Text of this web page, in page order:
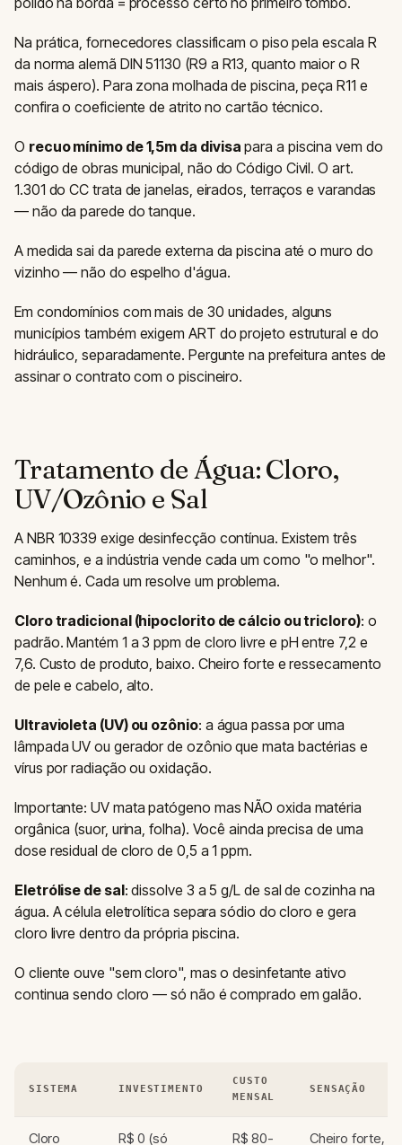
Na prática, fornecedores classificam o piso pela escala R
da norma alemã DIN 51130 (R9 a R13, quanto maior o R
mais áspero). Para zona molhada de piscina, peça R11 e
confira o coeficiente de atrito no cartão técnico.
O recuo mínimo de 1,5m da divisa para a piscina vem do
código de obras municipal, não do Código Civil. O art.
1.301 do CC trata de janelas, eirados, terraços e varandas
— não da parede do tanque.
A medida sai da parede externa da piscina até o muro do
vizinho — não do espelho d'água.
Em condomínios com mais de 30 unidades, alguns
municípios também exigem ART do projeto estrutural e do
hidráulico, separadamente. Pergunte na prefeitura antes de
assinar o contrato com o piscineiro.
Tratamento de Água: Cloro,
UV/Ozônio e Sal
A NBR 10339 exige desinfecção contínua. Existem três
caminhos, e a indústria vende cada um como "o melhor".
Nenhum é. Cada um resolve um problema.
Cloro tradicional (hipoclorito de cálcio ou tricloro): o
padrão. Mantém 1 a 3 ppm de cloro livre e pH entre 7,2 e
7,6. Custo de produto, baixo. Cheiro forte e ressecamento
de pele e cabelo, alto.
Ultravioleta (UV) ou ozônio: a água passa por uma
lâmpada UV ou gerador de ozônio que mata bactérias e
vírus por radiação ou oxidação.
Importante: UV mata patógeno mas NÃO oxida matéria
orgânica (suor, urina, folha). Você ainda precisa de uma
dose residual de cloro de 0,5 a 1 ppm.
Eletrólise de sal: dissolve 3 a 5 g/L de sal de cozinha na
água. A célula eletrolítica separa sódio do cloro e gera
cloro livre dentro da própria piscina.
O cliente ouve "sem cloro", mas o desinfetante ativo
continua sendo cloro — só não é comprado em galão.
SISTEMA INVESTIMENTO
CUSTO
MENSAL
SENSAÇÃO
Cloro
R$ 0 (só
R$ 80-
Cheiro forte,